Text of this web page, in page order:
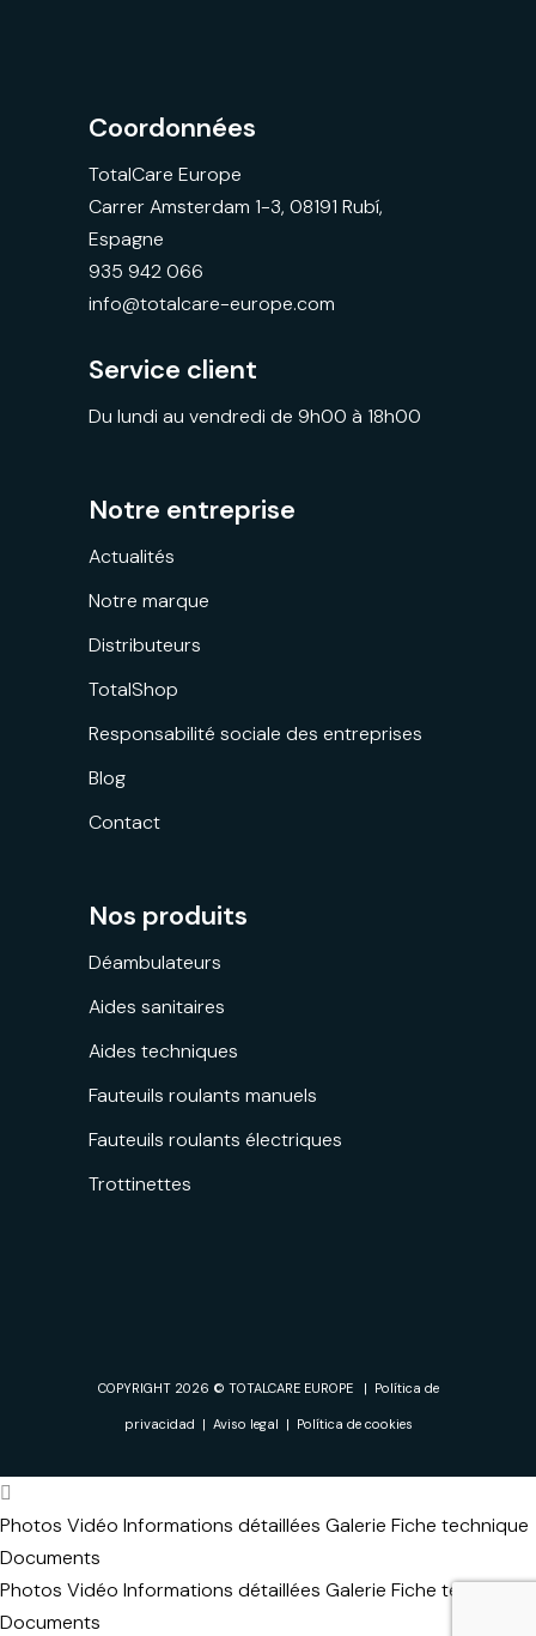
Coordonnées
TotalCare Europe
Carrer Amsterdam 1-3, 08191 Rubí,
Espagne
935 942 066
info@totalcare-europe.com
Service client
Du lundi au vendredi de 9h00 à 18h00
Notre entreprise
Actualités
Notre marque
Distributeurs
TotalShop
Responsabilité sociale des entreprises
Blog
Contact
Nos produits
Déambulateurs
Aides sanitaires
Aides techniques
Fauteuils roulants manuels
Fauteuils roulants électriques
Trottinettes
COPYRIGHT 2026 © TOTALCARE EUROPE | Política de
privacidad | Aviso legal | Política de cookies
Photos Vidéo Informations détaillées Galerie Fiche technique
Documents
Photos Vidéo Informations détaillées Galerie Fiche technique
Documents